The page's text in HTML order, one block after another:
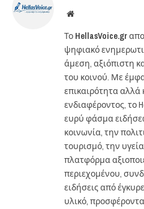
Website
Το HellasVoice.gr
ψηφιακό
άμεση, αξιόπιστη
του κοινού. Με
επικαιρότητα αλλά
ενδιαφέροντος, το
ευρύ φάσμα
κοινωνία, την
τουρισμό, την
πλατφόρμα
περιεχομένου,
ειδήσεις από
υλικό,